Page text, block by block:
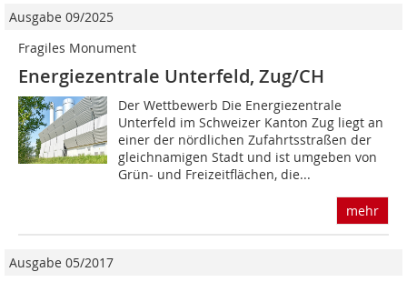
Ausgabe 09/2025
Fragiles Monument
Energiezentrale Unterfeld, Zug/CH
Der Wettbewerb Die Energiezentrale
Unterfeld im Schweizer Kanton Zug liegt an
einer der nördlichen Zufahrtsstraßen der
gleichnamigen Stadt und ist umgeben von
Grün- und Freizeitflächen, die...
mehr
Ausgabe 05/2017